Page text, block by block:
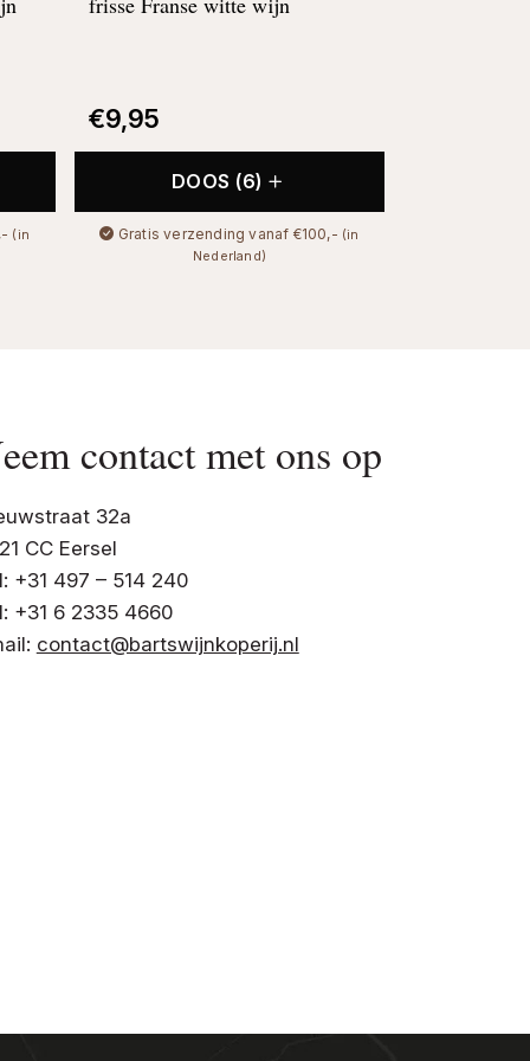
(in
€9,95
DOOS (6)
Gratis verzending vanaf €100,- (in
Nederland)
contact met ons op
32a
CC Eersel
+31 497 – 514 240
+31 6 2335 4660
contact@bartswijnkoperij.nl